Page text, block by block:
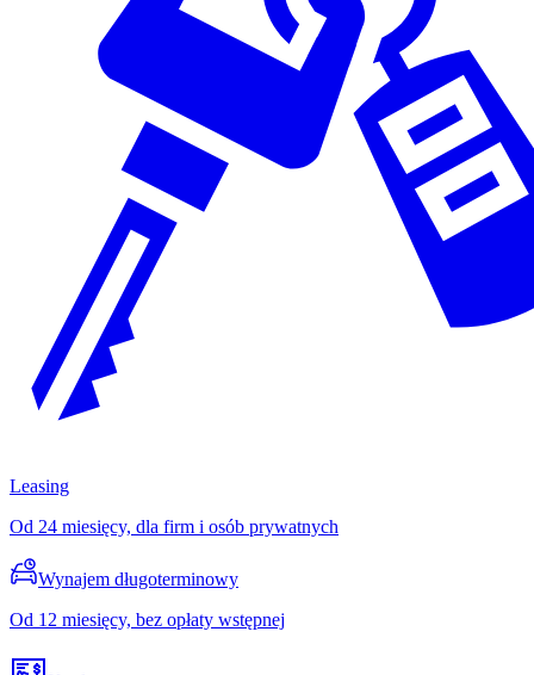
Leasing
Od 24 miesięcy, dla firm i osób prywatnych
Wynajem długoterminowy
Od 12 miesięcy, bez opłaty wstępnej